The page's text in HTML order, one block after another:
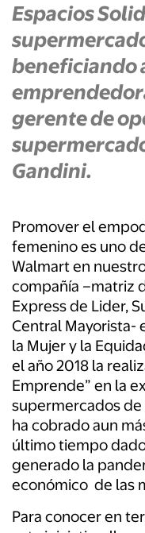
Espacios
beneficiando
gerente de
Gandini.
Promover el
femenino es uno
Walmart en
compañía –matriz
Express de Lider,
Central Mayorista-
la Mujer y la
el año 2018 la
Emprende” en la
supermercados
ha cobrado aun
último tiempo
generado la
económico de las
Para conocer en